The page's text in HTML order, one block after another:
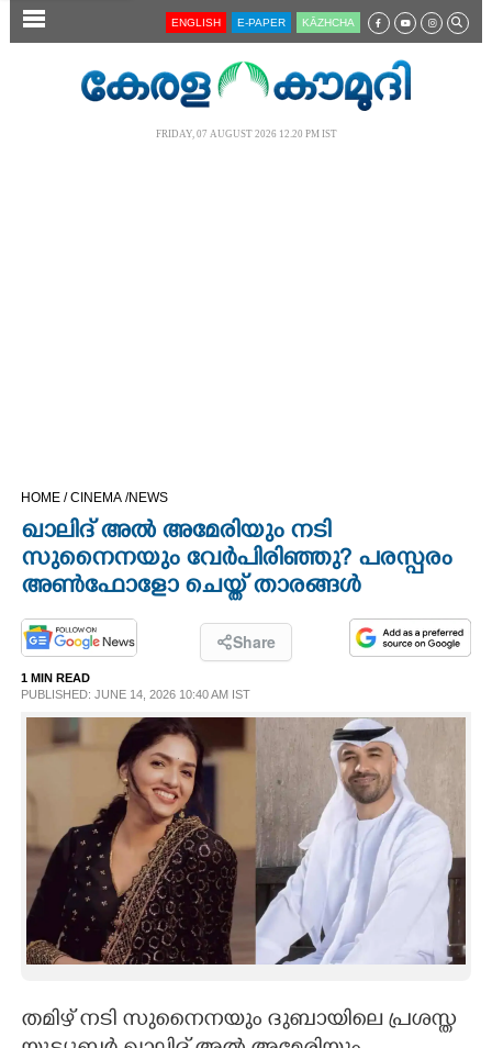
SECTIONS
OPINION
PHOTOS
LIFESTYLE
INFO+
ART
ASTRO
CARTOONS
ENGLISH E-PAPER KĀZHCHA
FRIDAY, 07 AUGUST 2026 12.20 PM IST
HOME /CINEMA /NEWS
ഖാലിദ് അൽ അമേരിയും നടി
സുനെെനയും വേർപിരിഞ്ഞു? പരസ്പരം
അൺഫോളോ ചെയ്ത് താരങ്ങൾ
Share
1 MIN READ
PUBLISHED: JUNE 14, 2026 10:40 AM IST
തമിഴ്‌ നടി സുനെെനയും ദുബായിലെ പ്രശ‌സ്ത